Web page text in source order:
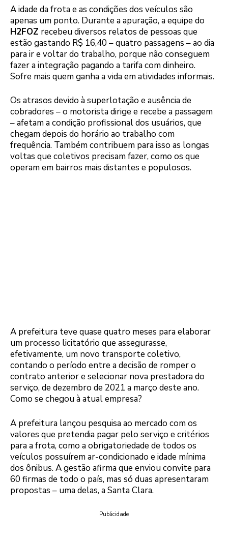
A idade da frota e as condições dos veículos são
apenas um ponto. Durante a apuração, a equipe do
H2FOZ recebeu diversos relatos de pessoas que
estão gastando R$ 16,40 – quatro passagens – ao dia
para ir e voltar do trabalho, porque não conseguem
fazer a integração pagando a tarifa com dinheiro.
Sofre mais quem ganha a vida em atividades informais.
Os atrasos devido à superlotação e ausência de
cobradores – o motorista dirige e recebe a passagem
– afetam a condição profissional dos usuários, que
chegam depois do horário ao trabalho com
frequência. Também contribuem para isso as longas
voltas que coletivos precisam fazer, como os que
operam em bairros mais distantes e populosos.
A prefeitura teve quase quatro meses para elaborar
um processo licitatório que assegurasse,
efetivamente, um novo transporte coletivo,
contando o período entre a decisão de romper o
contrato anterior e selecionar nova prestadora do
serviço, de dezembro de 2021 a março deste ano.
Como se chegou à atual empresa?
A prefeitura lançou pesquisa ao mercado com os
valores que pretendia pagar pelo serviço e critérios
para a frota, como a obrigatoriedade de todos os
veículos possuírem ar-condicionado e idade mínima
dos ônibus. A gestão afirma que enviou convite para
60 firmas de todo o país, mas só duas apresentaram
propostas – uma delas, a Santa Clara.
Publicidade